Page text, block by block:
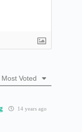
Most Voted
14 years ago